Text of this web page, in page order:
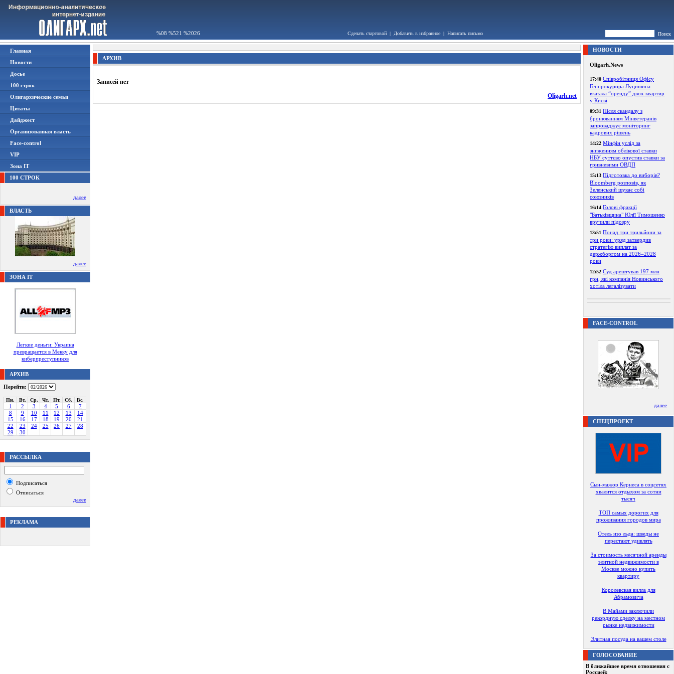
%08 %521 %2026 Сделать стартовой | Добавить в избранное | Написать письмо Поиск
Главная
Новости
Досье
100 строк
Олигархические семьи
Цитаты
Дайджест
Организованная власть
Face-control
VIP
Зона IT
100 СТРОК
далее
ВЛАСТЬ
далее
ЗОНА IT
Легкие деньги: Украина
превращается в Мекку для
киберпреступников
АРХИВ
Перейти:
Пн. Вт. Ср. Чт. Пт. Сб. Вс.
1 2 3 4 5 6
7
8
9 10 11 12 13
14
15
16 17 18 19 20
21
22
23 24 25 26 27
28
29
30
РАССЫЛКА
Подписаться
Отписаться
далее
РЕКЛАМА
АРХИВ
Записей нет
Oligarh.net
НОВОСТИ
Oligarh.News
17:40 Співробітниця Офісу
Генпрокурора Луцишина
вказала “оренду” двох квартир
у Києві
09:31 Після скандалу з
бронюванням Мінветеранів
запроваджує моніторинг
кадрових рішень
14:22 Мінфін услід за
зниженням облікової ставки
НБУ суттєво опустив ставки за
гривневими ОВДП
15:13 Підготовка до виборів?
Bloomberg розповів, як
Зеленський шукає собі
союзників
16:14 Голові фракції
"Батьківщина" Юлії Тимошенко
вручили підозру
13:51 Понад три трильйони за
три роки: уряд затвердив
стратегію виплат за
держборгом на 2026–2028
роки
12:52 Суд арештував 197 млн
грн, які компанія Новинського
хотіла легалізувати
FACE-CONTROL
далее
СПЕЦПРОЕКТ
Сын-мажор Кернеса в соцсетях
хвалится отдыхом за сотни
тысяч
ТОП самых дорогих для
проживания городов мира
Отель изо льда: шведы не
перестают удивлять
За стоимость месячной аренды
элитной недвижимости в
Москве можно купить
квартиру
Королевская вилла для
Абрамовича
В Майами заключили
рекордную сделку на местном
рынке недвижимости
Элитная посуда на вашем столе
ГОЛОСОВАНИЕ
В ближайшее время отношения с
Россией: